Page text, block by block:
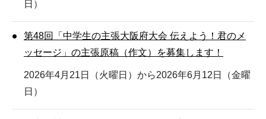
日）
第48回「中学生の主張大阪府大会 伝えよう！君のメ
ッセージ」の主張原稿（作文）を募集します！
2026年4月21日（火曜日）から2026年6月12日（金曜
日）